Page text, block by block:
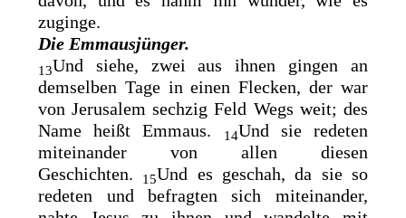
zuginge.
Die Emmausjünger.
13Und siehe, zwei aus ihnen gingen an
demselben Tage in einen Flecken, der war
von Jerusalem sechzig Feld Wegs weit; des
Name heißt Emmaus.
14Und sie redeten
miteinander von allen diesen
Geschichten.
15Und es geschah, da sie so
redeten und befragten sich miteinander,